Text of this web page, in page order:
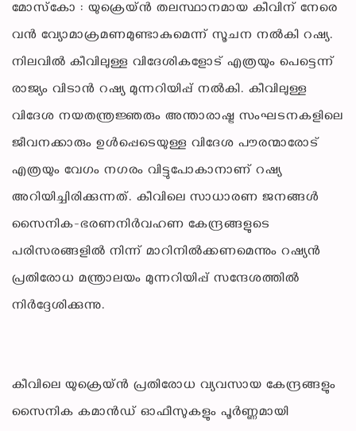
മോസ്‌കോ : യുക്രെയ്ൻ തലസ്ഥാനമായ കീവിന് നേരെ
വൻ വ്യോമാക്രമണമുണ്ടാകുമെന്ന് സൂചന നൽകി റഷ്യ.
നിലവിൽ കീവിലുള്ള വിദേശികളോട് എത്രയും പെട്ടെന്ന്
രാജ്യം വിടാൻ റഷ്യ മുന്നറിയിപ്പ് നൽകി. കീവിലുള്ള
വിദേശ നയതന്ത്രജ്ഞരും അന്താരാഷ്ട്ര സംഘടനകളിലെ
ജീവനക്കാരും ഉൾപ്പെടെയുള്ള വിദേശ പൗരന്മാരോട്
എത്രയും വേഗം നഗരം വിട്ടുപോകാനാണ് റഷ്യ
അറിയിച്ചിരിക്കുന്നത്. കീവിലെ സാധാരണ ജനങ്ങൾ
സൈനിക-ഭരണനിർവഹണ കേന്ദ്രങ്ങളുടെ
പരിസരങ്ങളിൽ നിന്ന് മാറിനിൽക്കണമെന്നും റഷ്യൻ
പ്രതിരോധ മന്ത്രാലയം മുന്നറിയിപ്പ് സന്ദേശത്തിൽ
നിർദ്ദേശിക്കുന്നു.
കീവിലെ യുക്രെയ്ൻ പ്രതിരോധ വ്യവസായ കേന്ദ്രങ്ങളും
സൈനിക കമാൻഡ് ഓഫീസുകളും പൂർണ്ണമായി